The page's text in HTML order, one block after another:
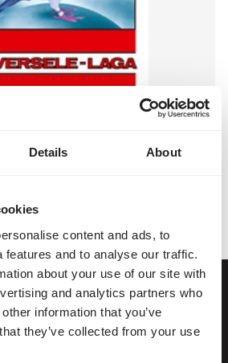
Details About
content and ads, to
features and to analyse our traffic.
about your use of our site with
and analytics partners who
information that you’ve
they’ve collected from your use
Extra
dier